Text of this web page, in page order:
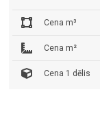
Cena m³
Cena m²
Cena 1 dēlis